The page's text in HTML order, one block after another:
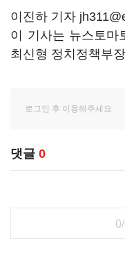
이진하 기자
이 기사는 뉴스토마
최신형 정치정책부
댓글 0